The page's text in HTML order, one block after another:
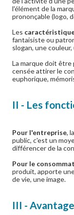
l'élément de la
prononçable (logo,
Les
fantaisiste ou
slogan, une
La marque doit être
censée attirer le
euphorique,
II - Les
Pour l'entreprise,
public, c'est un
différencer de la
Pour le
produit, apporte
de vie, une image.
III -